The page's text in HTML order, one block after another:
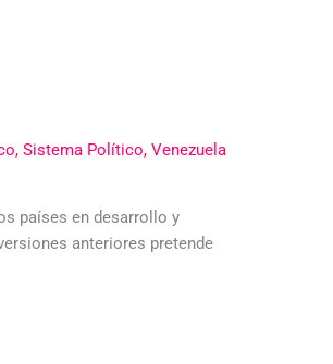
, Sistema Político, Venezuela
países en desarrollo y
anteriores pretende